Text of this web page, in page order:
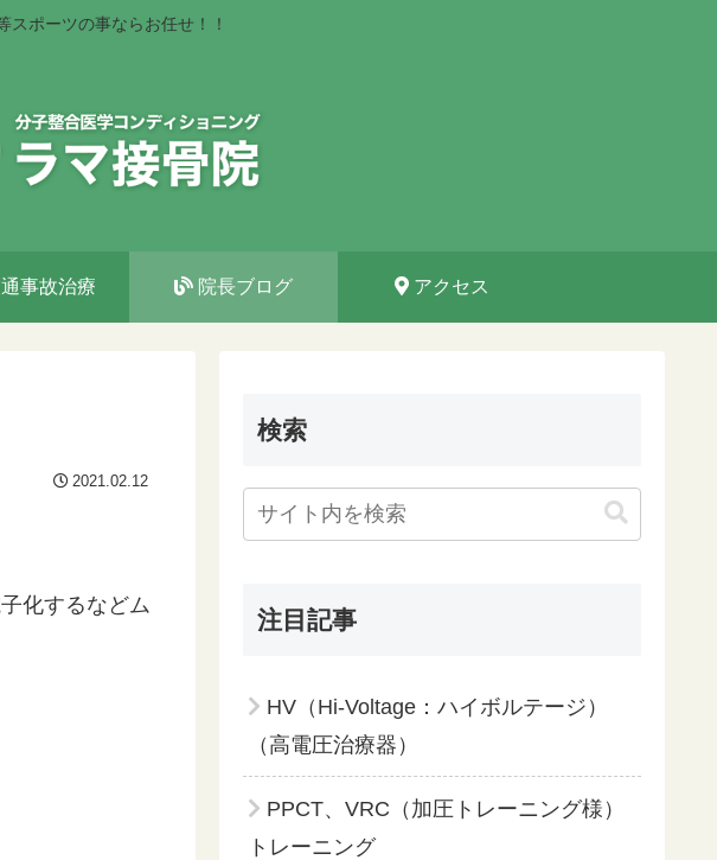
ポーツの事ならお任せ！！
事故治療 院長ブログ アクセス
2021.02.12
化するなどム
検索
注目記事
HV（Hi-Voltage：ハイボルテージ）
（高電圧治療器）
PPCT、VRC（加圧トレーニング様）
トレーニング